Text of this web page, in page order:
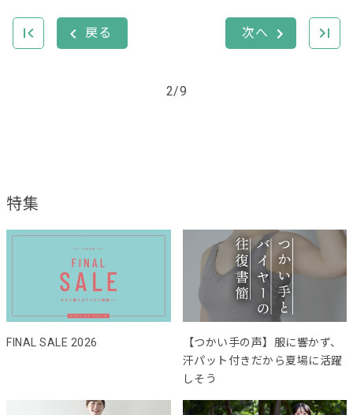
2/9
特集
FINAL SALE 2026
【つかい手の声】服に響かず、
汗パット付きだから夏場に活躍
しそう